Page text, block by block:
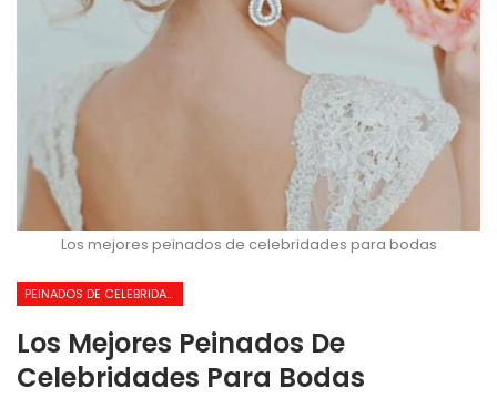
Los mejores peinados de celebridades para bodas
PEINADOS DE CELEBRIDADES
Los Mejores Peinados De
Celebridades Para Bodas